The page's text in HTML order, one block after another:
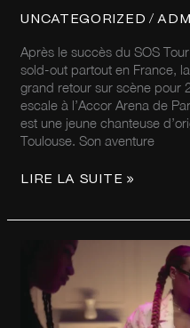
UNCATEGORIZED /
Après le succès du SOS
sold-out partout en France,
grand retour sur scène pour
escale à l’Accor Arena de
est une jeune chanteuse
Toulouse. Son aventure
LIRE LA SUITE »
RAPPEUSE
NANTERROISE
DORIA
DÉVOILE